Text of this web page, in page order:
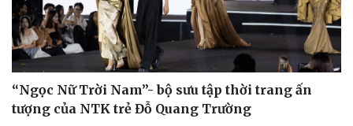
“Ngọc Nữ Trời Nam”- bộ sưu tập thời trang ấn
tượng của NTK trẻ Đỗ Quang Trường